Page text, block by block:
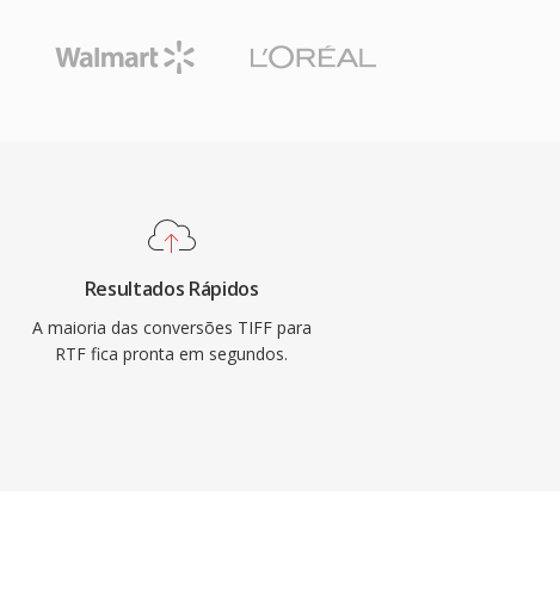
Resultados Rápidos
A maioria das conversões TIFF para
RTF fica pronta em segundos.